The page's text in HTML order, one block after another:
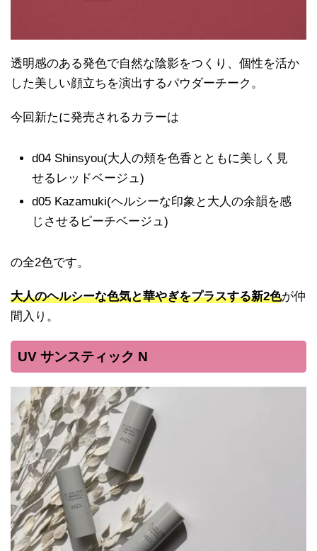
透明感のある発色で自然な陰影をつくり、個性を活か
した美しい顔立ちを演出するパウダーチーク。
今回新たに発売されるカラーは
d04 Shinsyou(大人の頬を色香とともに美しく見
せるレッドベージュ)
d05 Kazamuki(ヘルシーな印象と大人の余韻を感
じさせるピーチベージュ)
の全2色です。
大人のヘルシーな色気と華やぎをプラスする新2色が仲
間入り。
UV サンスティック N